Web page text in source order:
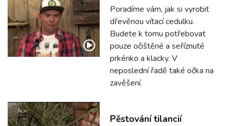
Poradíme vám, jak si vyrobit
dřevěnou vítací cedulku.
Budete k tomu potřebovat
pouze očištěné a seříznuté
prkénko a klacky. V
neposlední řadě také očka na
zavěšení.
Pěstování tilancií